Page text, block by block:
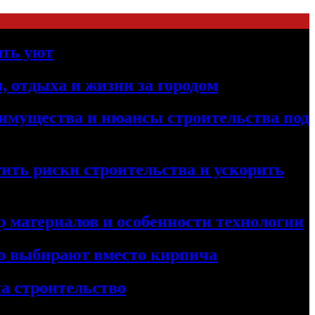
уют
отдыха и жизни за городом
и нюансы строительства под
риски строительства и ускорить
и особенности технологии
выбирают вместо кирпича
строительство